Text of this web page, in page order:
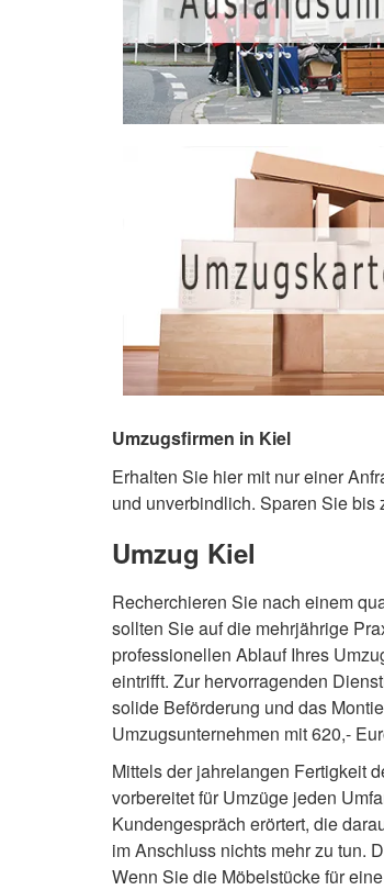
Umzugsfirmen in Kiel
Erhalten Sie hier mit nur einer
und unverbindlich. Sparen Sie bis
Umzug Kiel
Recherchieren Sie nach einem
sollten Sie auf die mehrjährige
professionellen Ablauf Ihres
eintrifft. Zur hervorragenden
solide Beförderung und das
Umzugsunternehmen mit 620,-
Mittels der jahrelangen Fertigkeit
vorbereitet für Umzüge jeden
Kundengespräch erörtert, die
im Anschluss nichts mehr zu tun.
Wenn Sie die Möbelstücke für